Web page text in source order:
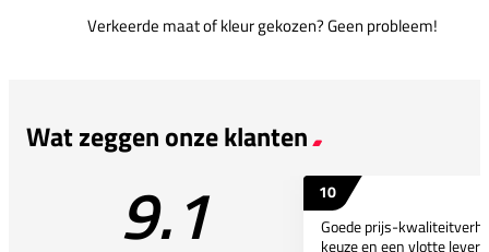
Verkeerde maat of kleur gekozen? Geen probleem!
Wat zeggen onze klanten
9.1
10
Goede prijs-
keuze en een vlotte